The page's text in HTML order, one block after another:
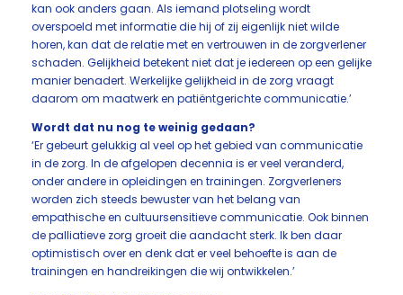
kan ook anders gaan. Als iemand plotseling wordt
overspoeld met informatie die hij of zij eigenlijk niet wilde
horen, kan dat de relatie met en vertrouwen in de zorgverlener
schaden. Gelijkheid betekent niet dat je iedereen op een gelijke
manier benadert. Werkelijke gelijkheid in de zorg vraagt
daarom om maatwerk en patiëntgerichte communicatie.’
Wordt dat nu nog te weinig gedaan?
‘Er gebeurt gelukkig al veel op het gebied van communicatie
in de zorg. In de afgelopen decennia is er veel veranderd,
onder andere in opleidingen en trainingen. Zorgverleners
worden zich steeds bewuster van het belang van
empathische en cultuursensitieve communicatie. Ook binnen
de palliatieve zorg groeit die aandacht sterk. Ik ben daar
optimistisch over en denk dat er veel behoefte is aan de
trainingen en handreikingen die wij ontwikkelen.’